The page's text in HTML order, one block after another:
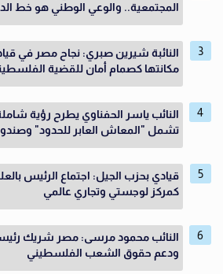
المجتمعية.. والوعي الوطني هو خط
النائبة شيرين صبري: نجاح مصر في
مكانتها كصمام أمان للقضية
النائب ياسر الحفناوي يطرح رؤية
تشمل "المعاش العابر للحدود"
قيادي بحزب الجيل: اجتماع الرئيس
كمركز لوجستي وتجاري عالمي
النائب محمود مرسى: مصر شريك
ودعم حقوق الشعب الفلسطيني